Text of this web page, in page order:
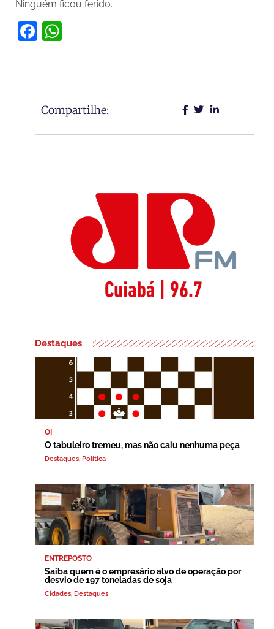
Ninguém ficou ferido.
Facebook
Compartilhe:
Destaques
OI
O tabuleiro tremeu, mas não caiu nenhuma peça
Destaques Política
ENTREPOSTO
Saiba quem é o empresário alvo de operação por
desvio de 197 toneladas de soja
Cidades Destaques